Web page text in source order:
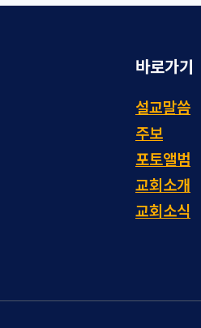
바로가기
설교말씀
주보
포토앨범
교회소개
교회소식